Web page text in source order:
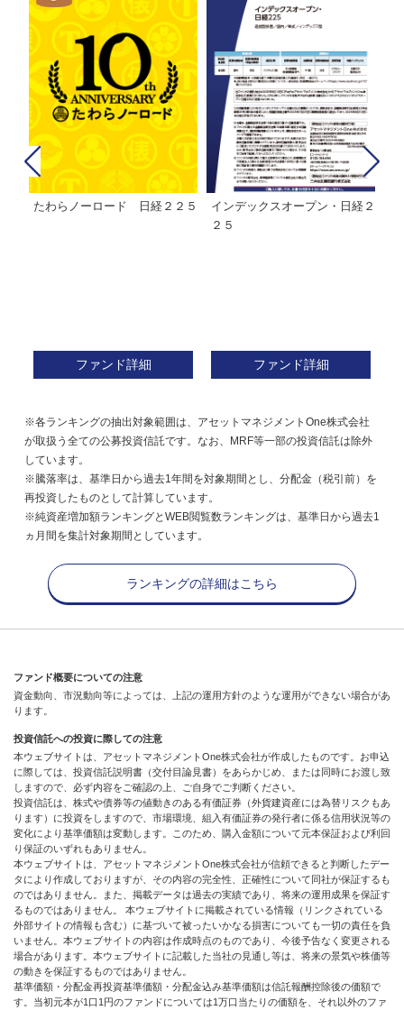
ＭＨＡＭ株式インデックスファ
ファンド詳細
インデックスミリオン
ファンド詳細
※各ランキングの抽出対象範囲は、アセットマネジメントOne株式会社
が取扱う全ての公募投資信託です。なお、MRF等一部の投資信託は除外
しています。
※騰落率は、基準日から過去1年間を対象期間とし、分配金（税引前）を
再投資したものとして計算しています。
※純資産増加額ランキングとWEB閲覧数ランキングは、基準日から過去1
ヵ月間を集計対象期間としています。
ランキングの詳細はこちら
ファンド概要についての注意
資金動向、市況動向等によっては、上記の運用方針のような運用ができない場合があ
ります。
投資信託への投資に際しての注意
本ウェブサイトは、アセットマネジメントOne株式会社が作成したものです。お申込
に際しては、投資信託説明書（交付目論見書）をあらかじめ、または同時にお渡し致
しますので、必ず内容をご確認の上、ご自身でご判断ください。
投資信託は、株式や債券等の値動きのある有価証券（外貨建資産には為替リスクもあ
ります）に投資をしますので、市場環境、組入有価証券の発行者に係る信用状況等の
変化により基準価額は変動します。このため、購入金額について元本保証および利回
り保証のいずれもありません。
本ウェブサイトは、アセットマネジメントOne株式会社が信頼できると判断したデー
タにより作成しておりますが、その内容の完全性、正確性について同社が保証するも
のではありません。また、掲載データは過去の実績であり、将来の運用成果を保証す
るものではありません。 本ウェブサイトに掲載されている情報（リンクされている
外部サイトの情報も含む）に基づいて被ったいかなる損害についても一切の責任を負
いません。本ウェブサイトの内容は作成時点のものであり、今後予告なく変更される
場合があります。本ウェブサイトに記載した当社の見通し等は、将来の景気や株価等
の動きを保証するものではありません。
基準価額・分配金再投資基準価額・分配金込み基準価額は信託報酬控除後の価額で
す。当初元本が1口1円のファンドについては1万口当たりの価額を、それ以外のファ